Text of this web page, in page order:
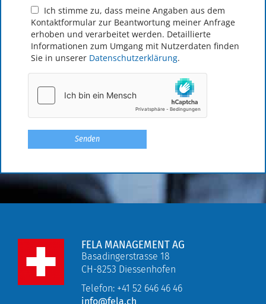
Ich stimme zu, dass meine Angaben aus dem
Kontakt­formular zur Beantwortung meiner Anfrage
erhoben und verarbeitet werden. Detaillierte
Informationen zum Umgang mit Nutzerdaten finden
Sie in unserer Datenschutzerklärung.
FELA MANAGEMENT AG
Basadingerstrasse 18
CH-8253 Diessenhofen
Telefon: +41 52 646 46 46
info@fela.ch